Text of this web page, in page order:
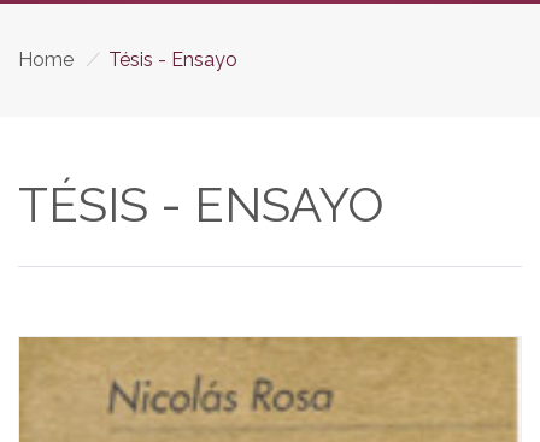
Home / Tésis - Ensayo
TÉSIS - ENSAYO